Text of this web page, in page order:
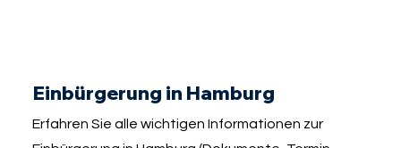
Einbürgerung in Hamburg
Erfahren Sie alle wichtigen Informationen zur